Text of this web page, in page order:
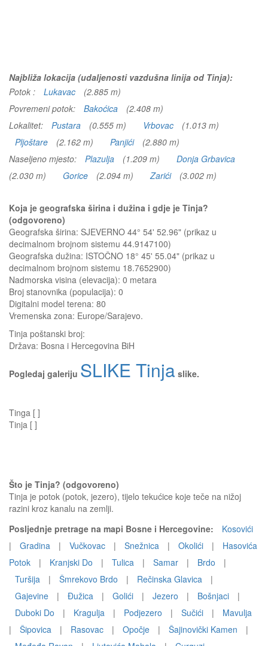
Najbliža lokacija (udaljenosti vazdušna linija od Tinja):
Potok :
Lukavac
(2.885 m)
Povremeni potok:
Bakoćica
(2.408 m)
Lokalitet:
Pustara (0.555 m) Vrbovac
(1.013 m)
Pljoštare
(2.162 m) Panjići
(2.880 m)
Naseljeno mjesto:
Plazulja (1.209 m)
Donja Grbavica
(2.030 m)
Gorice (2.094 m) Zarići (3.002 m)
Koja je geografska širina i dužina i gdje je Tinja?
(odgovoreno)
Geografska širina: SJEVERNO 44° 54' 52.96" (prikaz u
decimalnom brojnom sistemu 44.9147100)
Geografska dužina: ISTOČNO 18° 45' 55.04" (prikaz u
decimalnom brojnom sistemu 18.7652900)
Nadmorska visina (elevacija): 0 metara
Broj stanovnika (populacija): 0
Digitalni model terena: 80
Vremenska zona: Europe/Sarajevo.
Tinja poštanski broj:
Država: Bosna i Hercegovina BiH
Pogledaj galeriju SLIKE Tinja slike.
Tinga [ ]
Tinja [ ]
Što je Tinja? (odgovoreno)
Tinja je potok (potok, jezero), tijelo tekućice koje teče na nižoj
razini kroz kanalu na zemlji.
Posljednje pretrage na mapi Bosne i Hercegovine:
Kosovići
|
Gradina | Vučkovac | Snežnica | Okolići |
Hasovića
Potok
| Kranjski Do | Tulica | Samar | Brdo
|
Turšija
| Šmrekovo Brdo | Rečinska Glavica
|
Gajevine
| Đužica | Golići | Jezero | Bošnjaci
|
Duboki Do
| Kragulja | Podjezero | Sučići |
Mavulja
|
Šipovica | Rasovac | Opočje | Šajinovički Kamen
|